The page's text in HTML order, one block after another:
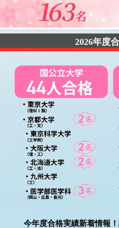
2026年度
今年度合格実績新着情報